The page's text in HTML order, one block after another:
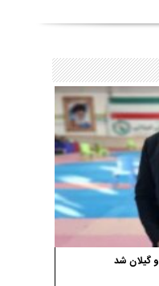
گیلان شد